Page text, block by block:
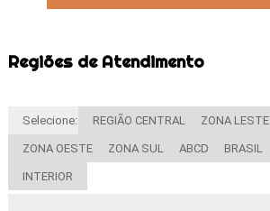
Regiões de Atendimento
Selecione: REGIÃO CENTRAL ZONA LESTE
ZONA OESTE ZONA SUL ABCD BRASIL
INTERIOR